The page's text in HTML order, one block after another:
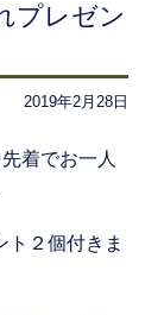
プレゼン
2019年2月28日
着でお一人
個付きま